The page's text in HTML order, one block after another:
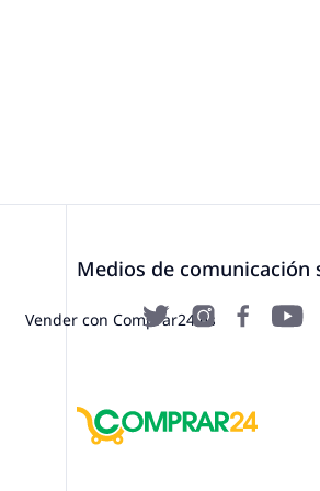
Vender con Comprar24.es
Medios de comunicación